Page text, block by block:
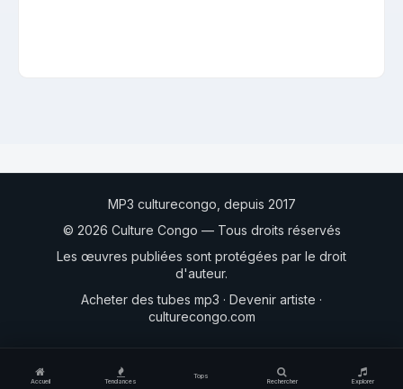
Accueil Tendances
Tops
Rechercher Explorer
MP3 culturecongo, depuis 2017
© 2026 Culture Congo — Tous droits réservés
Les œuvres publiées sont protégées par le droit
d'auteur.
Acheter des tubes mp3 · Devenir artiste ·
culturecongo.com